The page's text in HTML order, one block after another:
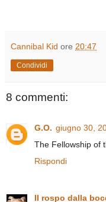
Cannibal Kid ore 20:47
Condividi
8 commenti:
G.O. giugno 30,
The Fellowship of
Rispondi
Il rospo dalla